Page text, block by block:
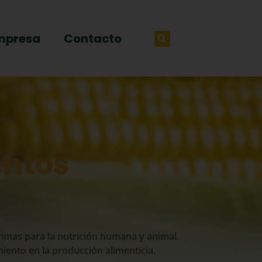
Contacto
para la nutrición humana y animal.
en la producción alimenticia.